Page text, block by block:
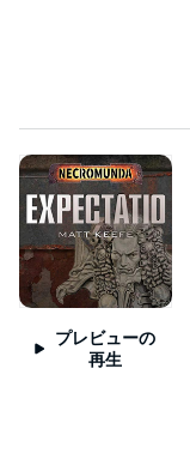
プレビューの
再生